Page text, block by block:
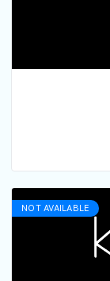
NOT AVAILABLE